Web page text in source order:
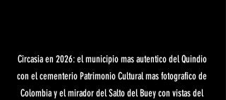
Circasia en 2026: el municipio mas autentico del Quindio
con el cementerio Patrimonio Cultural mas fotografico de
Colombia y el mirador del Salto del Buey con vistas del